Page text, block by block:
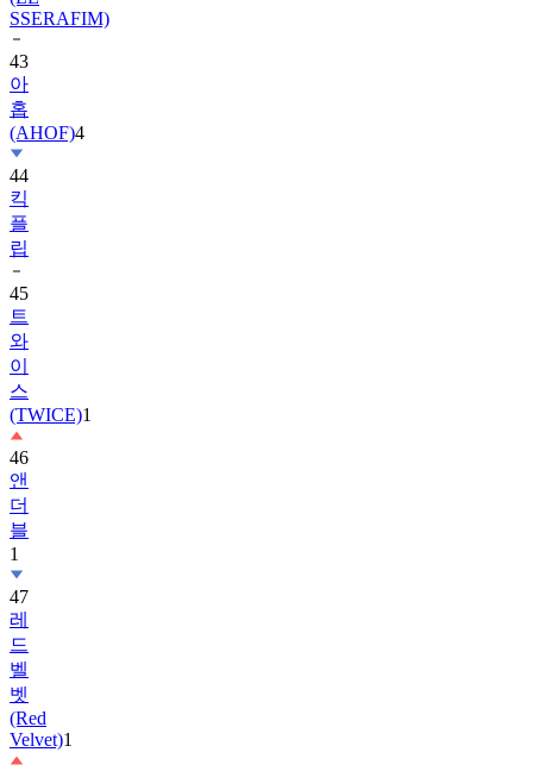
SSERAFIM)
43
아
홉
(AHOF)4
44
킥
플
립
45
트
와
이
스
(TWICE)1
46
앤
더
블
1
47
레
드
벨
벳
(Red
Velvet)1